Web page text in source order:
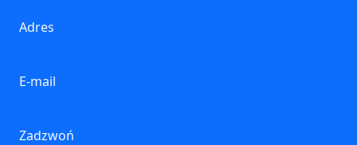
Adres
E-mail
Zadzwoń